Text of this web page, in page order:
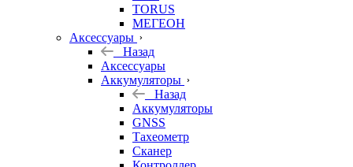
TORUS
МЕГЕОН
Аксессуары
Назад
Аксессуары
Аккумуляторы
Назад
Аккумуляторы
GNSS
Тахеометр
Сканер